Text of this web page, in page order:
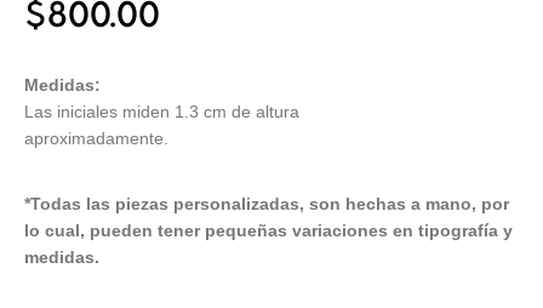
$800.00
Medidas:
Las iniciales miden 1.3 cm de altura
aproximadamente.
*Todas las piezas personalizadas, son hechas a mano, por
lo cual, pueden tener pequeñas variaciones en tipografía y
medidas.